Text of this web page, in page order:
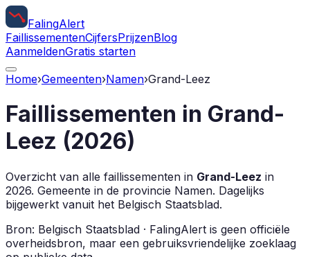
FalingAlert
FaillissementenCijfersPrijzenBlog
AanmeldenGratis starten
Home›Gemeenten›Namen›Grand-Leez
Faillissementen in Grand-
Leez (2026)
Overzicht van alle faillissementen in Grand-Leez in
2026. Gemeente in de provincie Namen. Dagelijks
bijgewerkt vanuit het Belgisch Staatsblad.
Bron: Belgisch Staatsblad · FalingAlert is geen officiële
overheidsbron, maar een gebruiksvriendelijke zoeklaag